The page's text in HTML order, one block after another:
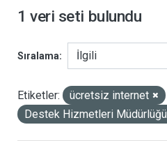
KATEGORILER
ETIKETLER
LISANSLAR
1 veri seti bulundu
Sıralama
Etiketler: ücretsiz internet
Destek Hizmetleri Müdürlüğü